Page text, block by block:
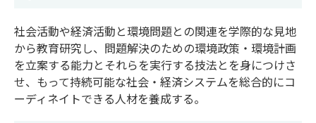
社会活動や経済活動と環境問題との関連を学際的な見地
から教育研究し、問題解決のための環境政策・環境計画
を立案する能力とそれらを実行する技法とを身につけさ
せ、もって持続可能な社会・経済システムを総合的にコ
ーディネイトできる人材を養成する。